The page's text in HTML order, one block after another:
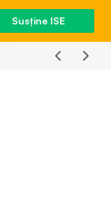
Susține ISE